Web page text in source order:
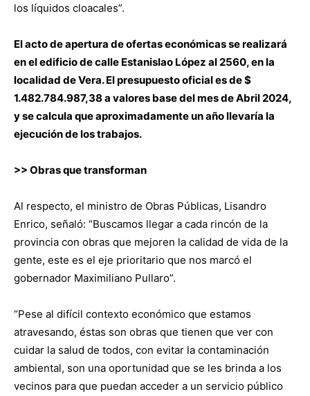
los líquidos cloacales”.
El acto de apertura de ofertas económicas se realizará
en el edificio de calle Estanislao López al 2560, en la
localidad de Vera. El presupuesto oficial es de $
1.482.784.987,38 a valores base del mes de Abril 2024,
y se calcula que aproximadamente un año llevaría la
ejecución de los trabajos.
>> Obras que transforman
Al respecto, el ministro de Obras Públicas, Lisandro
Enrico, señaló: “Buscamos llegar a cada rincón de la
provincia con obras que mejoren la calidad de vida de la
gente, este es el eje prioritario que nos marcó el
gobernador Maximiliano Pullaro”.
“Pese al difícil contexto económico que estamos
atravesando, éstas son obras que tienen que ver con
cuidar la salud de todos, con evitar la contaminación
ambiental, son una oportunidad que se les brinda a los
vecinos para que puedan acceder a un servicio público